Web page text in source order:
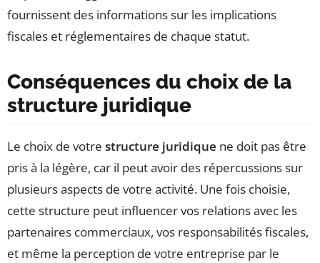
fournissent des informations sur les implications
fiscales et réglementaires de chaque statut.
Conséquences du choix de la
structure juridique
Le choix de votre structure juridique ne doit pas être
pris à la légère, car il peut avoir des répercussions sur
plusieurs aspects de votre activité. Une fois choisie,
cette structure peut influencer vos relations avec les
partenaires commerciaux, vos responsabilités fiscales,
et même la perception de votre entreprise par le